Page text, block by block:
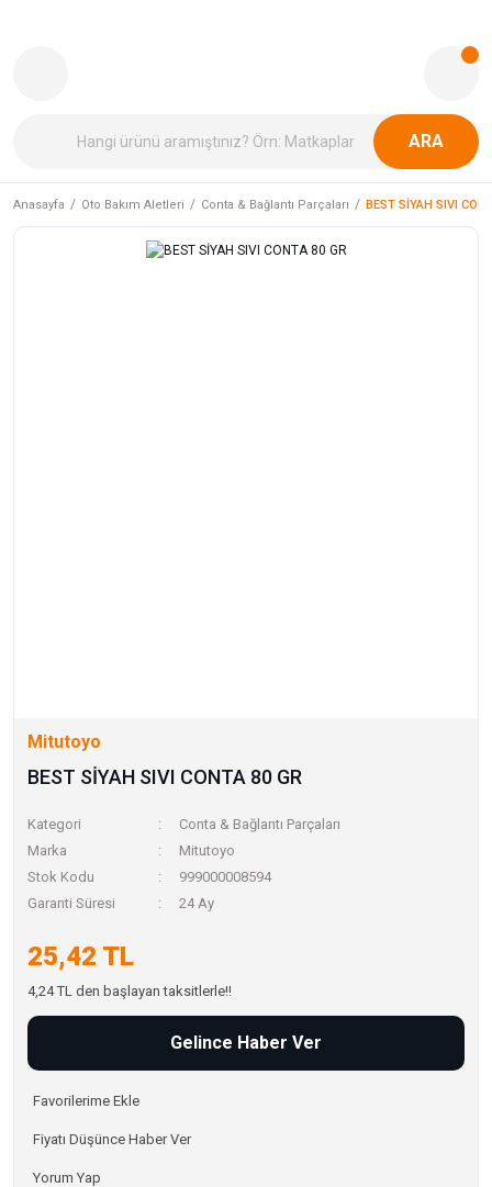
ARA
Anasayfa Oto Bakım Aletleri Conta & Bağlantı Parçaları BEST SİYAH SIVI
Mitutoyo
BEST SİYAH SIVI CONTA 80 GR
Kategori
Conta & Bağlantı Parçaları
Marka
Mitutoyo
Stok Kodu
999000008594
Garanti Süresi
24 Ay
25,42 TL
4,24 TL den başlayan taksitlerle!!
Gelince Haber Ver
Fiyatı Düşünce Haber Ver
Yorum Yap